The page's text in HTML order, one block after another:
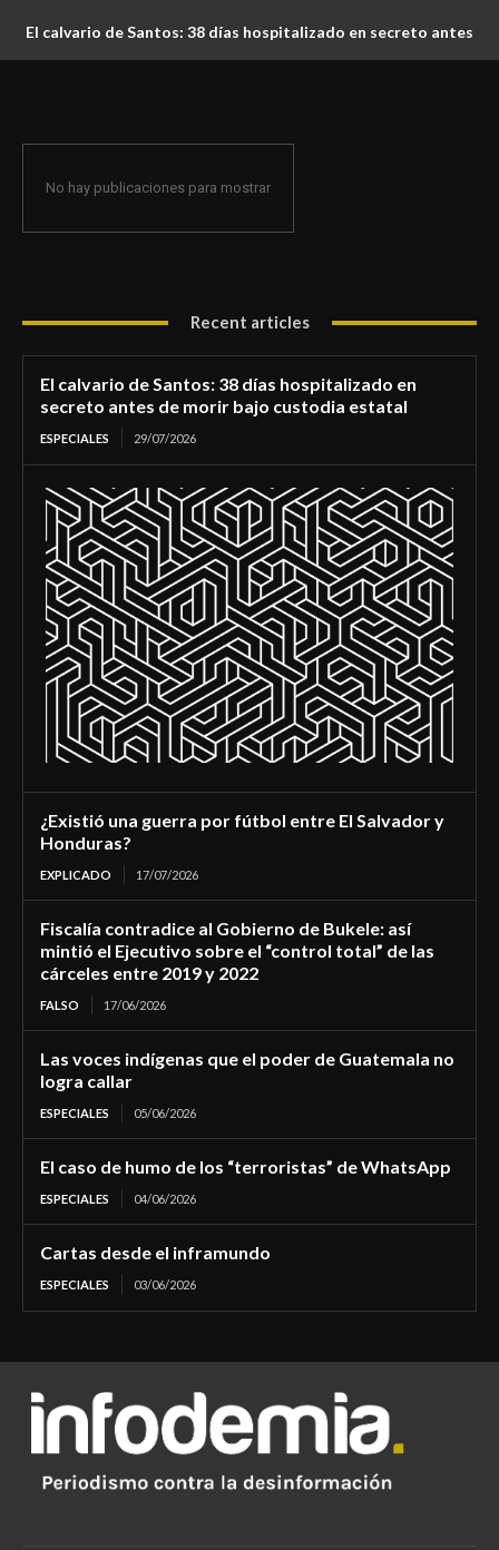
El calvario de Santos: 38 días hospitalizado en secreto antes
No hay publicaciones para mostrar
Recent articles
El calvario de Santos: 38 días hospitalizado en
secreto antes de morir bajo custodia estatal
ESPECIALES 29/07/2026
¿Existió una guerra por fútbol entre El Salvador y
Honduras?
EXPLICADO 17/07/2026
Fiscalía contradice al Gobierno de Bukele: así
mintió el Ejecutivo sobre el “control total” de las
cárceles entre 2019 y 2022
FALSO 17/06/2026
Las voces indígenas que el poder de Guatemala no
logra callar
ESPECIALES 05/06/2026
El caso de humo de los “terroristas” de WhatsApp
ESPECIALES 04/06/2026
Cartas desde el inframundo
ESPECIALES 03/06/2026